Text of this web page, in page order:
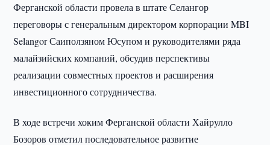
Ферганской области провела в штате Селангор
переговоры с генеральным директором корпорации MBI
Selangor Саиползяном Юсупом и руководителями ряда
малайзийских компаний, обсудив перспективы
реализации совместных проектов и расширения
инвестиционного сотрудничества.
В ходе встречи хоким Ферганской области Хайрулло
Бозоров отметил последовательное развитие